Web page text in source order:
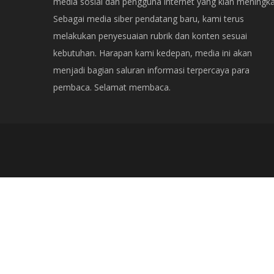
Sebagai media siber pendatang baru, kami terus
melakukan penyesuaian rubrik dan konten sesuai
kebutuhan. Harapan kami kedepan, media ini akan
menjadi bagian saluran informasi terpercaya para
pembaca. Selamat membaca.